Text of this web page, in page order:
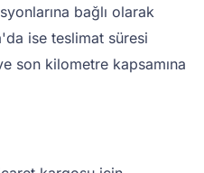
bağlı olarak
ise teslimat süresi
son kilometre kapsamına